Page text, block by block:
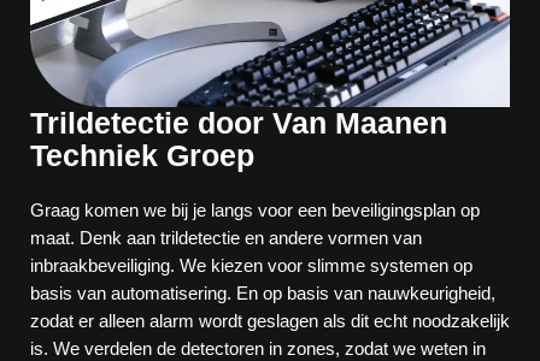
Trildetectie door Van Maanen
Techniek Groep
Graag komen we bij je langs voor een beveiligingsplan op
maat. Denk aan trildetectie en andere vormen van
inbraakbeveiliging. We kiezen voor slimme systemen op
basis van automatisering. En op basis van nauwkeurigheid,
zodat er alleen alarm wordt geslagen als dit echt noodzakelijk
is. We verdelen de detectoren in zones, zodat we weten in